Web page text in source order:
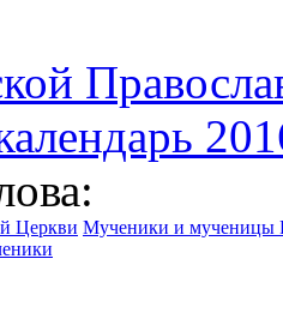
Церкви Мученики и мученицы